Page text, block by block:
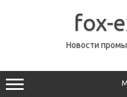
fox-
Новости